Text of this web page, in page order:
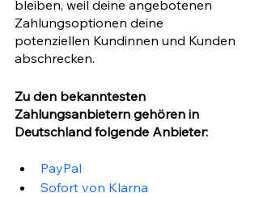
bleiben, weil deine angebotenen
Zahlungsoptionen deine
potenziellen Kundinnen und Kunden
abschrecken.
Zu den bekanntesten
Zahlungsanbietern gehören in
Deutschland folgende Anbieter:
PayPal
Sofort von Klarna